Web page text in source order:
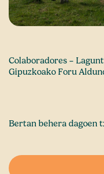
Colaboradores –
Gipuzkoako Foru
Bertan behera dagoen